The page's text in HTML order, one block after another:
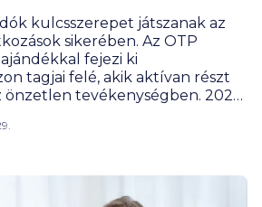
kulcsszerepet játszanak az
sikerében. Az OTP
fejezi ki
tagjai felé, akik aktívan részt
önzetlen tevékenységben. 2025.
akik a kampány